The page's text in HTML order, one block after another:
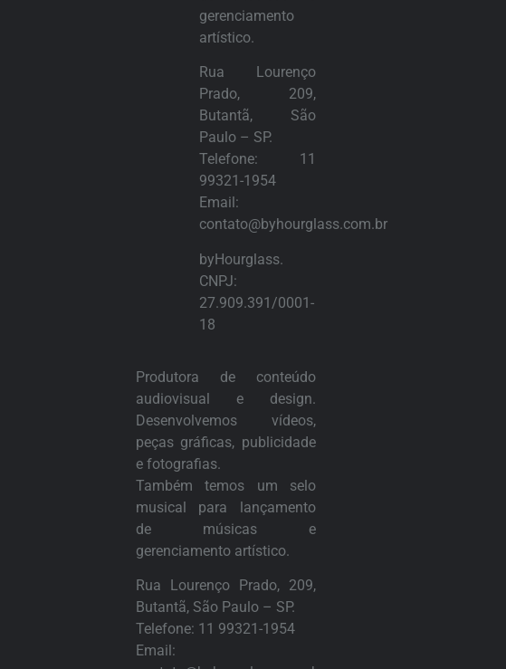
gerenciamento
artístico.
Rua Lourenço
Prado, 209,
Butantã, São
Paulo – SP.
Telefone: 11
99321-1954
Email:
contato@byhourglass.com.br
byHourglass.
CNPJ:
27.909.391/0001-
18
Produtora de conteúdo
audiovisual e design.
Desenvolvemos vídeos,
peças gráficas, publicidade
e fotografias.
Também temos um selo
musical para lançamento
de músicas e
gerenciamento artístico.
Rua Lourenço Prado, 209,
Butantã, São Paulo – SP.
Telefone: 11 99321-1954
Email: